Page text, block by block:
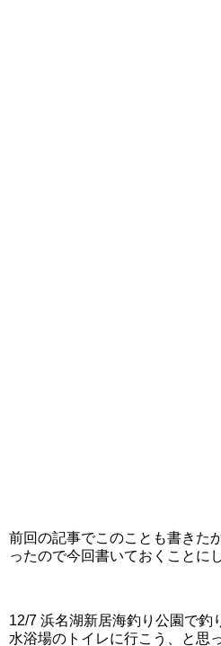
前回の記事でこのことも書きた
ったので今回書いておくことに
12/7 浜名湖新居海釣り公園で釣
水浴場のトイレに行こう、と思